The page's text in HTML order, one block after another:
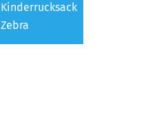
Kinderrucksack
Zebra